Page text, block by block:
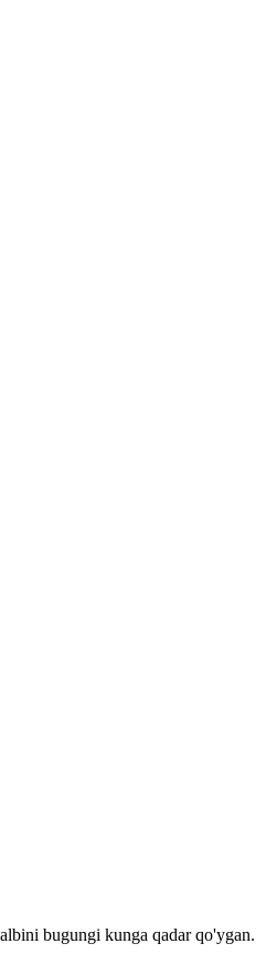
bugungi kunga qadar qo'ygan.